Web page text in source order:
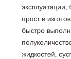
эксплуатации,
прост в
быстро
жидкостей,